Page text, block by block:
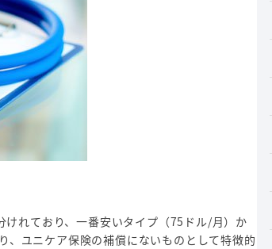
れており、一番安いタイプ（75ドル/月）か
、ユニケア保険の補償にないものとして特徴的